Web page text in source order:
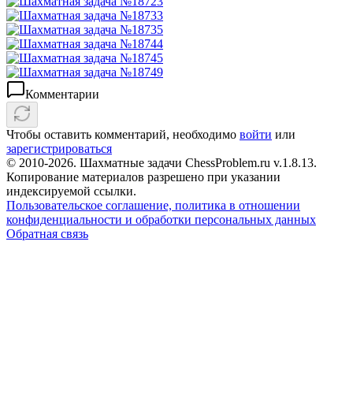
Комментарии
Чтобы оставить комментарий, необходимо войти или
зарегистрироваться
© 2010-2026. Шахматные задачи ChessProblem.ru v.1.8.13.
Копирование материалов разрешено при указании
индексируемой ссылки.
Пользовательское соглашение, политика в отношении
конфиденциальности и обработки персональных данных
Обратная связь